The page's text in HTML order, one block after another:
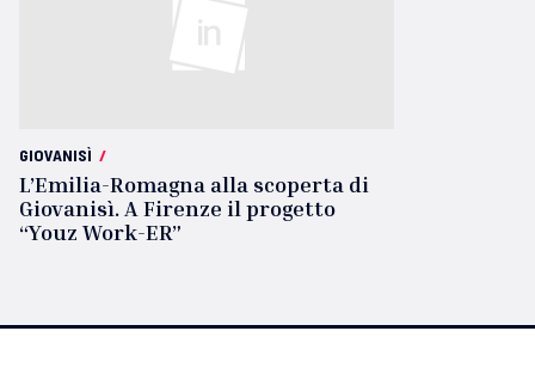
GIOVANISÌ /
L’Emilia-Romagna alla scoperta di
Giovanisì. A Firenze il progetto
“Youz Work-ER”